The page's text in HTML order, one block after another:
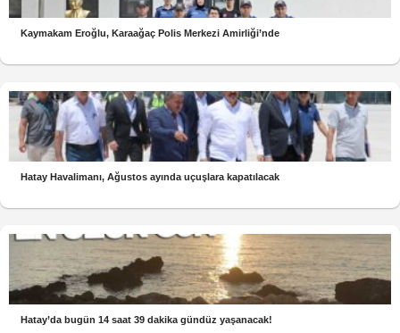
Kaymakam Eroğlu, Karaağaç Polis Merkezi Amirliği’nde
Hatay Havalimanı, Ağustos ayında uçuşlara kapatılacak
Hatay’da bugün 14 saat 39 dakika gündüz yaşanacak!